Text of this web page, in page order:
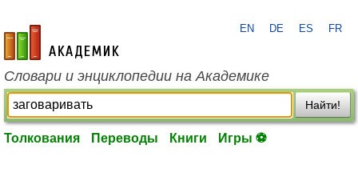
academic.ru
EN DE ES FR
Словари и энциклопедии на Академике
Найти!
Толкования Переводы Книги Игры ⚽